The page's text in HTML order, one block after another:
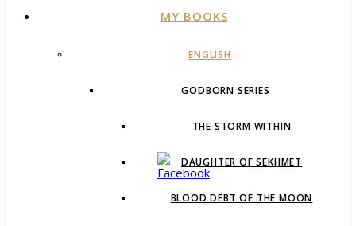
MY BOOKS
ENGLISH
GODBORN SERIES
THE STORM WITHIN
DAUGHTER OF SEKHMET
BLOOD DEBT OF THE MOON